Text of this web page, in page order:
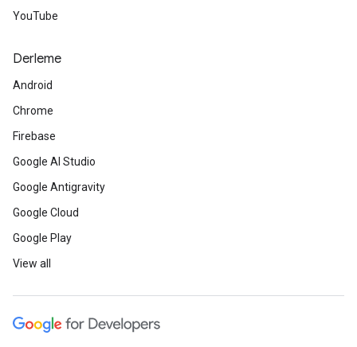
YouTube
Derleme
Android
Chrome
Firebase
Google AI Studio
Google Antigravity
Google Cloud
Google Play
View all